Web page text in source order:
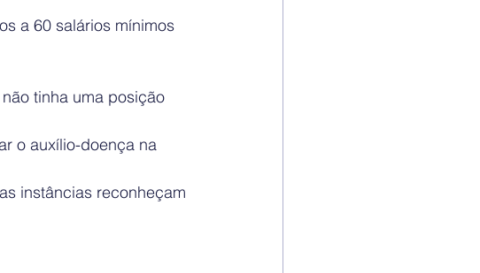
a 60 salários mínimos
tinha uma posição
o auxílio-doença na
instâncias reconheçam